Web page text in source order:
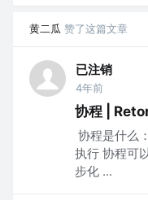
黄二瓜 赞了这篇文章
已注销
4年前
协程 |
协程是什么
执行 协程可
步化 ...